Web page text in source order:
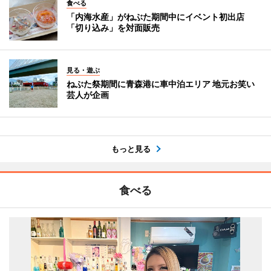
食べる
「内海水産」がねぶた期間中にイベント初出店
「切り込み」を対面販売
見る・遊ぶ
ねぶた祭期間に青森港に車中泊エリア 地元お笑い
芸人が企画
もっと見る
食べる